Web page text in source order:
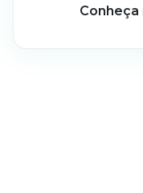
Conheça